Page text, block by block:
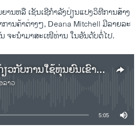
ນ​ຫລື ເຊັນເຊີກໍາລັງປ່ຽນແປງວິທີການສ້າງ
ານ​ຄ້າ​ຕ່າງໆ, Deana Mitchell ມີລາຍ​ລະ​
ຈະ​ນຳມາ​ສະ​ເໜີ​ທ່ານ ​ໃນ​ອັນ​ດັບ​ຕໍ່​ໄປ.
ເຊີນ​ຟັງ​ລາຍ​ງານ​ກ່ຽວ​ກັບການ​ໃຊ້​ຫຸ່ນ​ຍົນ​ເຂົ້າ​ໃນ​ການ​ຖ່າຍ​ທຳ​ຮູບ​ເງົາ
ລາວ
source currently available
5:05